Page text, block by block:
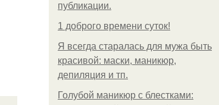
публикации.
1 доброго времени суток!
Я всегда старалась для мужа быть
красивой: маски, маникюр,
депиляция и тп.
Голубой маникюр с блестками: